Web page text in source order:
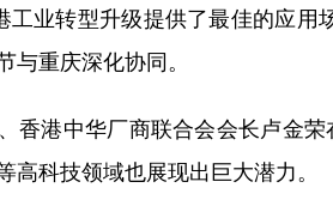
转型升级提供了最佳的应用
重庆深化协同。
港中华厂商联合会会长卢金荣
科技领域也展现出巨大潜力。